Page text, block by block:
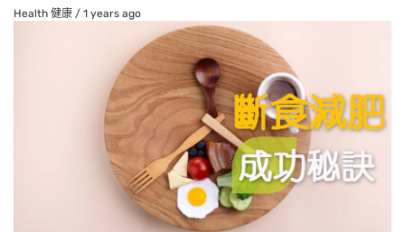
Health 健康 / 1 years ago